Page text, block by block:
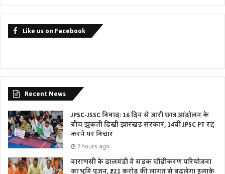
Like us on Facebook
Recent News
JPSC-JSSC विवाद: 16 दिन से जारी छात्र आंदोलन के
बीच झुकती दिखी झारखंड सरकार, 14वीं JPSC PT रद्द
करने पर विचार
2 hours ago
वाराणसी के दालमंडी में सड़क चौड़ीकरण परियोजना
का भूमि पूजन, ₹221 करोड़ की लागत से बदलेगा इलाके